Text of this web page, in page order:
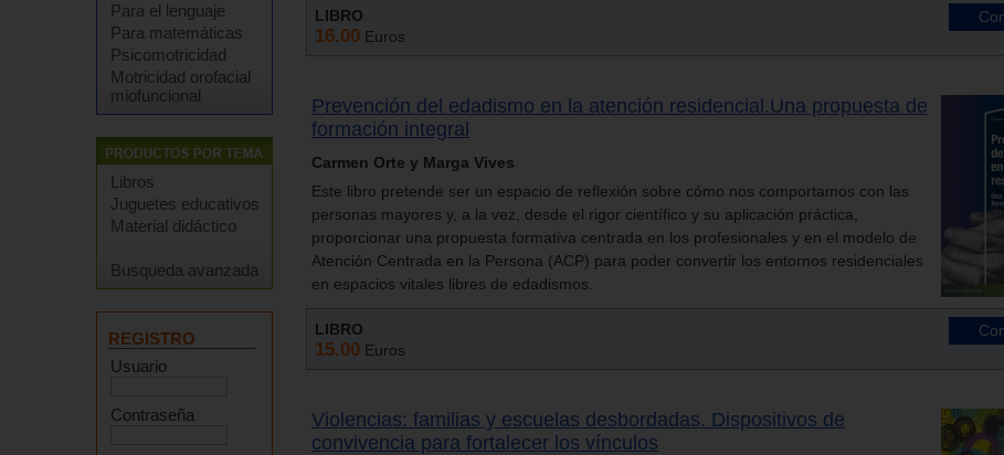
Para el lenguaje
Para matemáticas
Psicomotricidad
Motricidad orofacial
miofuncional
Libros
Juguetes educativos
Material didáctico
Busqueda avanzada
REGISTRO
Usuario
Contraseña
LIBRO
16.00 Euros
Prevención del edadismo en la atención residencial.Una propuesta de
formación integral
Carmen Orte y Marga Vives
Este libro pretende ser un espacio de reflexión sobre cómo nos comportamos con las
personas mayores y, a la vez, desde el rigor científico y su aplicación práctica,
proporcionar una propuesta formativa centrada en los profesionales y en el modelo de
Atención Centrada en la Persona (ACP) para poder convertir los entornos residenciales
en espacios vitales libres de edadismos.
LIBRO
15.00 Euros
Violencias: familias y escuelas desbordadas. Dispositivos de
convivencia para fortalecer los vínculos